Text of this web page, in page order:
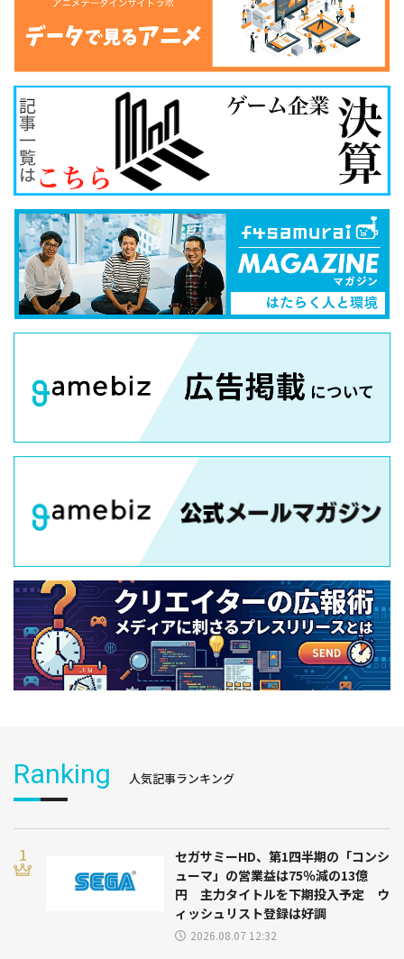
Ranking 人気記事ランキング
セガサミーHD、第1四半期の「コンシ
ューマ」の営業益は75％減の13億
円 主力タイトルを下期投入予定 ウ
ィッシュリスト登録は好調
2026.08.07 12:32